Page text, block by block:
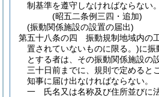
制基準を遵守しなければならない。
(昭五二条例三四・追加)
(振動関係施設の設置の届出)
第五十八条の四
振動規制地域内の
置されていないものに限る。)に振
とする者は、その振動関係施設の
三十日前までに、規則で定めると
知事に届け出なければならない。
一
氏名又は名称及び住所並びに